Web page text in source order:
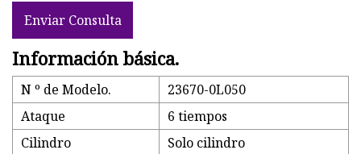
Enviar Consulta
Información básica.
N º de Modelo.
23670-0L050
Ataque
6 tiempos
Cilindro
Solo cilindro